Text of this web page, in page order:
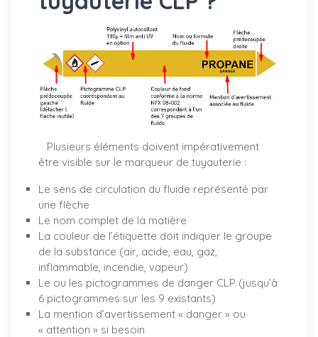
Plusieurs éléments doivent impérativement
être visible sur le marqueur de tuyauterie :
Le sens de circulation du fluide représenté par
une flèche
Le nom complet de la matière
La couleur de l’étiquette doit indiquer le groupe
de la substance (air, acide, eau, gaz,
inflammable, incendie, vapeur)
Le ou les pictogrammes de danger CLP (jusqu’à
6 pictogrammes sur les 9 existants)
La mention d’avertissement « danger » ou
« attention » si besoin